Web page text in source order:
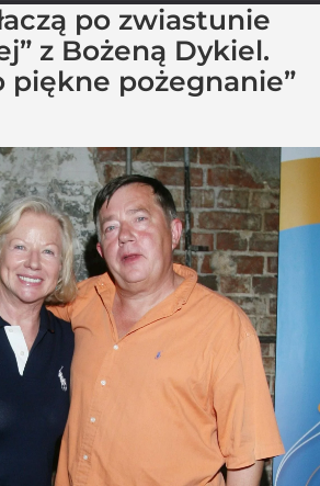
po zwiastunie
z Bożeną Dykiel.
piękne pożegnanie”